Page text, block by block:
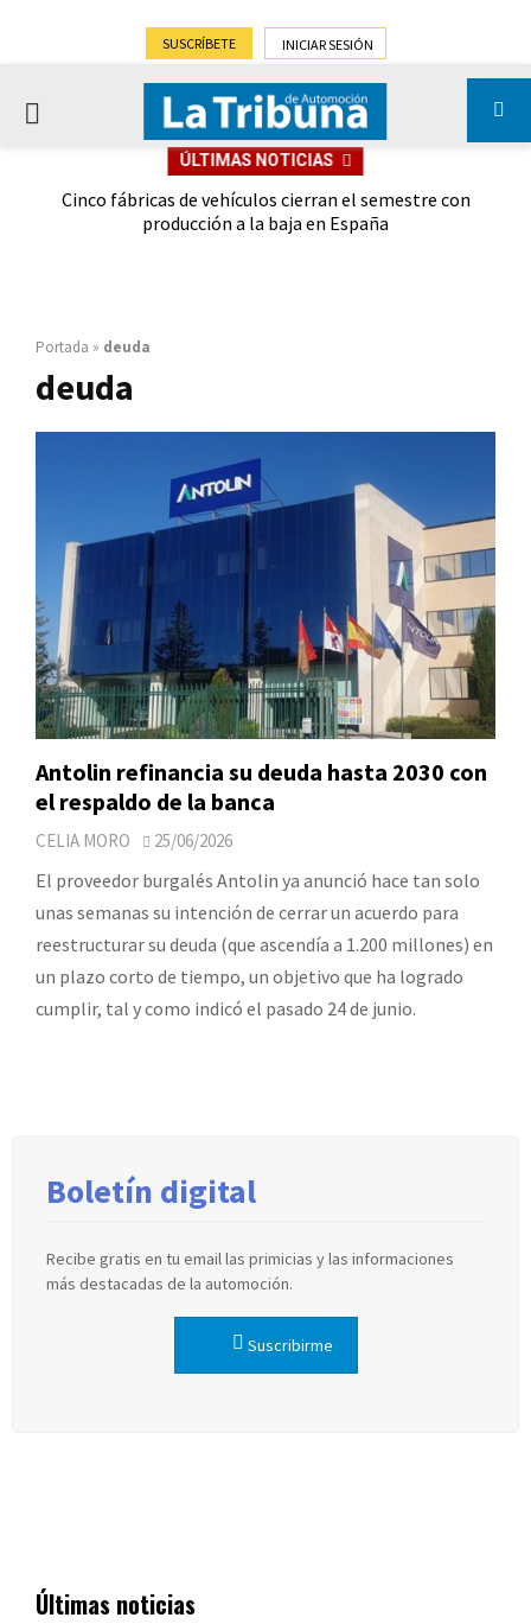
SUSCRÍBETE INICIAR SESIÓN
PRIMARY
ÚLTIMAS NOTICIAS
Cinco fábricas de vehículos cierran el semestre con
producción a la baja en España
Portada » deuda
deuda
Antolin refinancia su deuda hasta 2030 con
el respaldo de la banca
CELIA MORO 25/06/2026
El proveedor burgalés Antolin ya anunció hace tan solo
unas semanas su intención de cerrar un acuerdo para
reestructurar su deuda (que ascendía a 1.200 millones) en
un plazo corto de tiempo, un objetivo que ha logrado
cumplir, tal y como indicó el pasado 24 de junio.
Boletín digital
Recibe gratis en tu email las primicias y las informaciones
más destacadas de la automoción.
Suscribirme
Últimas noticias